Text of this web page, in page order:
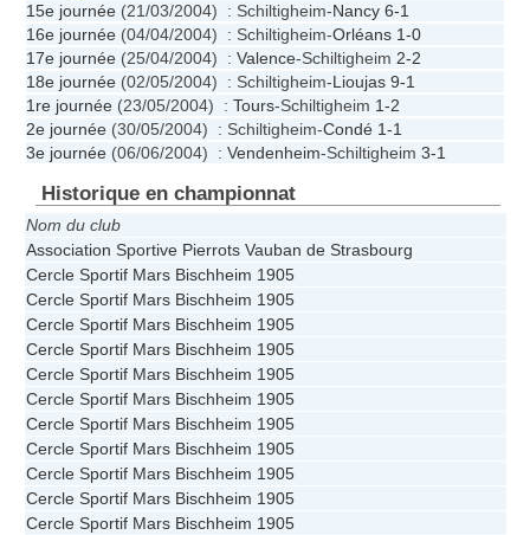
15e journée (21/03/2004) : Schiltigheim-Nancy 6-1
16e journée (04/04/2004) : Schiltigheim-Orléans 1-0
17e journée (25/04/2004) : Valence-Schiltigheim 2-2
18e journée (02/05/2004) : Schiltigheim-Lioujas 9-1
1re journée (23/05/2004) : Tours-Schiltigheim 1-2
2e journée (30/05/2004) : Schiltigheim-Condé 1-1
3e journée (06/06/2004) : Vendenheim-Schiltigheim 3-1
Historique en championnat
Nom du club
Association Sportive Pierrots Vauban de Strasbourg
Cercle Sportif Mars Bischheim 1905
Cercle Sportif Mars Bischheim 1905
Cercle Sportif Mars Bischheim 1905
Cercle Sportif Mars Bischheim 1905
Cercle Sportif Mars Bischheim 1905
Cercle Sportif Mars Bischheim 1905
Cercle Sportif Mars Bischheim 1905
Cercle Sportif Mars Bischheim 1905
Cercle Sportif Mars Bischheim 1905
Cercle Sportif Mars Bischheim 1905
Cercle Sportif Mars Bischheim 1905